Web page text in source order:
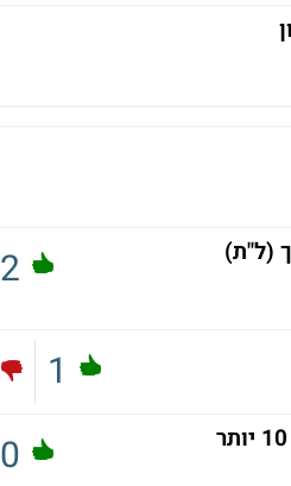
(ל"ת) 2
1
0